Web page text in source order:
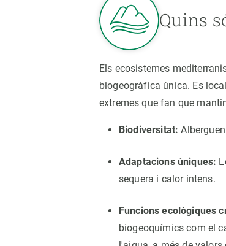
Quins
Els ecosistemes
biogeogràfica única. Es
extremes que fan que
Biodiversitat:
Adaptacions úniques:
sequera i calor intens.
Funcions ecològiques
biogeoquímics com el